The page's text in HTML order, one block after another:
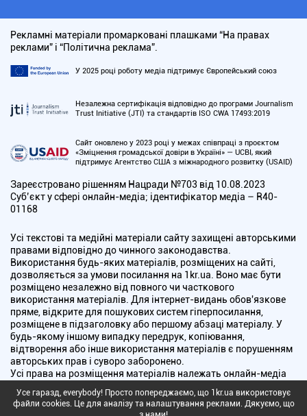
Рекламні матеріали промарковані плашками “На правах
реклами” і “Політична реклама”.
У 2025 році роботу медіа підтримує Європейський союз
Незалежна сертифікація відповідно до програми Journalism
Trust Initiative (JTI) та стандартів ISO CWA 17493:2019
Сайт оновлено у 2023 році у межах співпраці з проєктом
«Зміцнення громадської довіри в Україні» — UCBI, який
підтримує Агентство США з міжнародного розвитку (USAID)
Зареєстровано рішенням Нацради №703 від 10.08.2023
Cуб’єкт у сфері онлайн-медіа; ідентифікатор медіа – R40-
01168
Усі текстові та медійні матеріали сайту захищені авторськими
правами відповідно до чинного законодавства.
Використання будь-яких матеріалів, розміщених на сайті,
дозволяється за умови посилання на 1kr.ua. Воно має бути
розміщено незалежно від повного чи часткового
використання матеріалів. Для інтернет-видань обов'язкове
пряме, відкрите для пошукових систем гіперпосилання,
розміщене в підзаголовку або першому абзаці матеріалу. У
будь-якому іншому випадку передрук, копіювання,
відтворення або інше використання матеріалів є порушенням
авторських прав і суворо заборонено.
Усі права на розміщення матеріалів належать онлайн-медіа
радою України з питань телебачення і радіомовлення.
Усе гаразд, everybody! Просто попереджаємо, що 1kr.ua використовує
файли cookies. Це для аналізу та налаштування реклами. Дякуємо, що